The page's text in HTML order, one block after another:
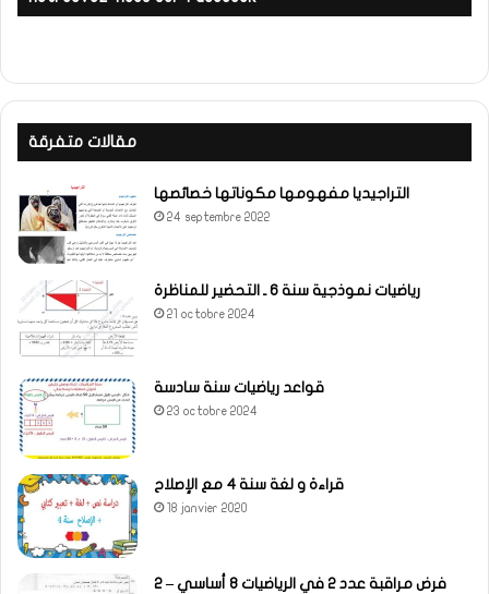
مقالات متفرقة
التراجيديا مفهومها مكوناتها خصائصها
24 septembre 2022
رياضيات نموذجية سنة 6 ـ التحضير للمناظرة
21 octobre 2024
قواعد رياضيات سنة سادسة
23 octobre 2024
قراءة و لغة سنة 4 مع الإصلاح
18 janvier 2020
فرض مراقبة عدد 2 في الرياضيات 8 أساسي – 2